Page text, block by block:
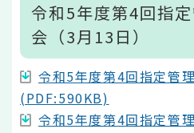
令和5年度第4回指
会（3月13日）
令和5年度第4回指定管
(PDF:590KB)
令和5年度第4回指定管